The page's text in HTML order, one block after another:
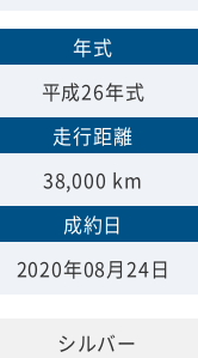
年式
平成26年式
走行距離
38,000 km
成約日
2020年08月24日
シルバー